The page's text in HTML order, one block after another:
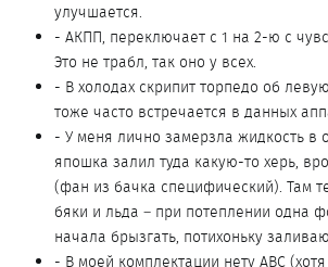
улучшается.
- АКПП, переключает с 1 на 2-ю с
Это не трабл, так оно у всех.
- В холодах скрипит торпедо об
тоже часто встречается в данных
- У меня лично замерзла жидкость в
япошка залил туда какую-то херь,
(фан из бачка специфический). Там
бяки и льда – при потеплении одна
начала брызгать, потихоньку
- В моей комплектации нету АВС